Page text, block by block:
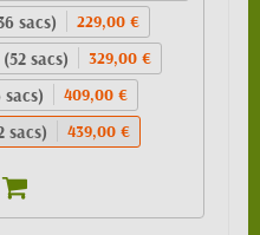
sacs) 229,00 €
sacs) 329,00 €
409,00 €
sacs) 439,00 €